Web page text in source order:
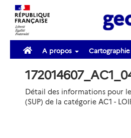
A propos Cartographie
Détail des informations pour
(SUP) de la catégorie AC1 -